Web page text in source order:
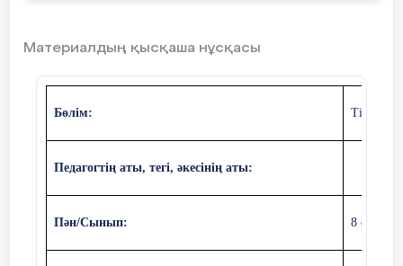
Материалдың қысқаша нұсқасы
Бөлім:
Педагогтің аты, тегі, әкесінің аты:
Пән/Сынып: 8 сынып.